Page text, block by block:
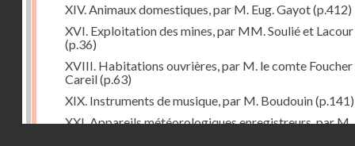
XIV. Animaux domestiques, par M. Eug. Gayot(p.412)
XVI. Exploitation des mines, par MM. Soulié et Lacour
(p.36)
XVIII. Habitations ouvrières, par M. le comte Foucher
Careil(p.63)
XIX. Instruments de musique, par M. Boudouin(p.141)
XXI. Appareils météorologiques enregistreurs, par M.